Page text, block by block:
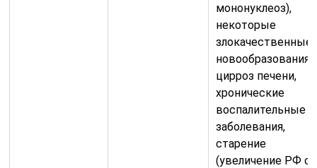
мононуклеоз),
некоторые
злокачественные
новообразования,
цирроз печени,
хронические
воспалительные
заболевания,
старение
(увеличение РФ с